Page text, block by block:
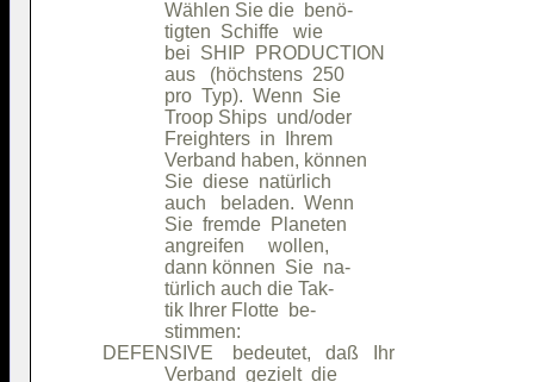
                   Wählen Sie die  benö-
                   tigten  Schiffe   wie
                   bei  SHIP  PRODUCTION
                   aus   (höchstens  250
                   pro  Typ).  Wenn  Sie
                   Troop Ships  und/oder
                   Freighters  in  Ihrem
                   Verband haben, können
                   Sie  diese  natürlich
                   auch   beladen.  Wenn
                   Sie  fremde  Planeten
                   angreifen     wollen,
                   dann können  Sie  na-
                   türlich auch die Tak-
                   tik Ihrer Flotte  be-
                   stimmen:
      DEFENSIVE    bedeutet,   daß   Ihr
                   Verband  gezielt  die